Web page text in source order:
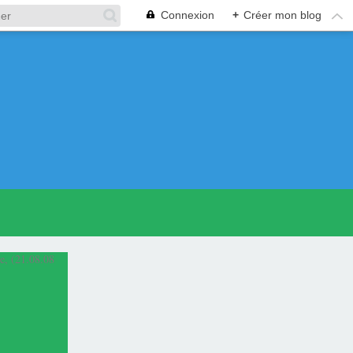
Connexion + Créer mon blog